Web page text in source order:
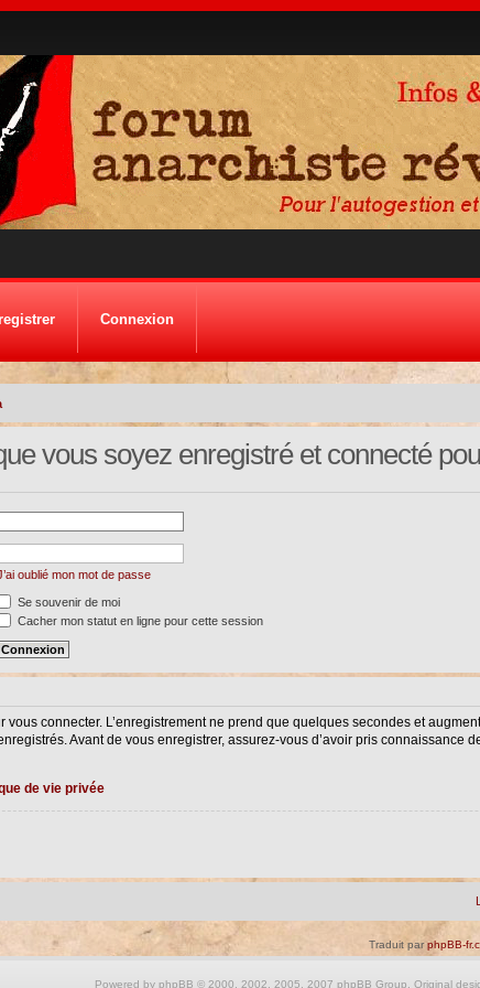
Connexion
vous soyez enregistré et connecté
oublié mon mot de passe
Se souvenir de moi
Cacher mon statut en ligne pour cette session
vous connecter. L’enregistrement ne prend que quelques secondes et
Avant de vous enregistrer, assurez-vous d’avoir pris
de vie privée
Traduit parphpBB-
Powered by phpBB © 2000, 2002, 2005, 2007 phpBB Group. Original